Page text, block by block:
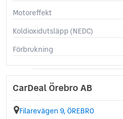
Motoreffekt
Koldioxidutsläpp (NEDC)
Förbrukning
CarDeal Örebro AB
Filarevägen 9, ÖREBRO